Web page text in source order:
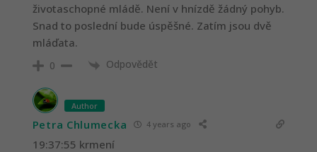
životaschopné mládě. Není v hnízdě žádný pohyb.
Snad to poslední bude úspěšné. Zatím jsou dvě
mláďata.
0 Odpovědět
Author
Petra Chlumecka 4 years ago
19:37:55 krmení